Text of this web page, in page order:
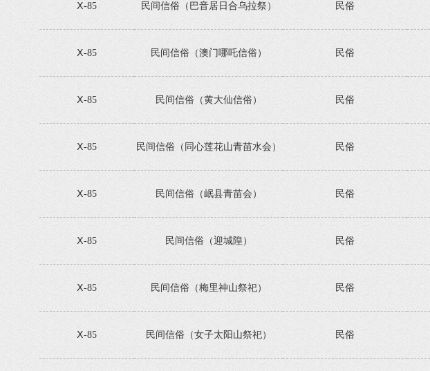
Ⅹ-85 民间信俗（巴音居日合乌拉祭） 民俗
Ⅹ-85 民间信俗（澳门哪吒信俗） 民俗
Ⅹ-85 民间信俗（黄大仙信俗） 民俗
Ⅹ-85 民间信俗（同心莲花山青苗水会） 民俗
Ⅹ-85 民间信俗（岷县青苗会） 民俗
Ⅹ-85 民间信俗（迎城隍） 民俗
Ⅹ-85 民间信俗（梅里神山祭祀） 民俗
Ⅹ-85 民间信俗（女子太阳山祭祀） 民俗